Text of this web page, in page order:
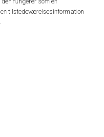
tilstedeværelsesinformation